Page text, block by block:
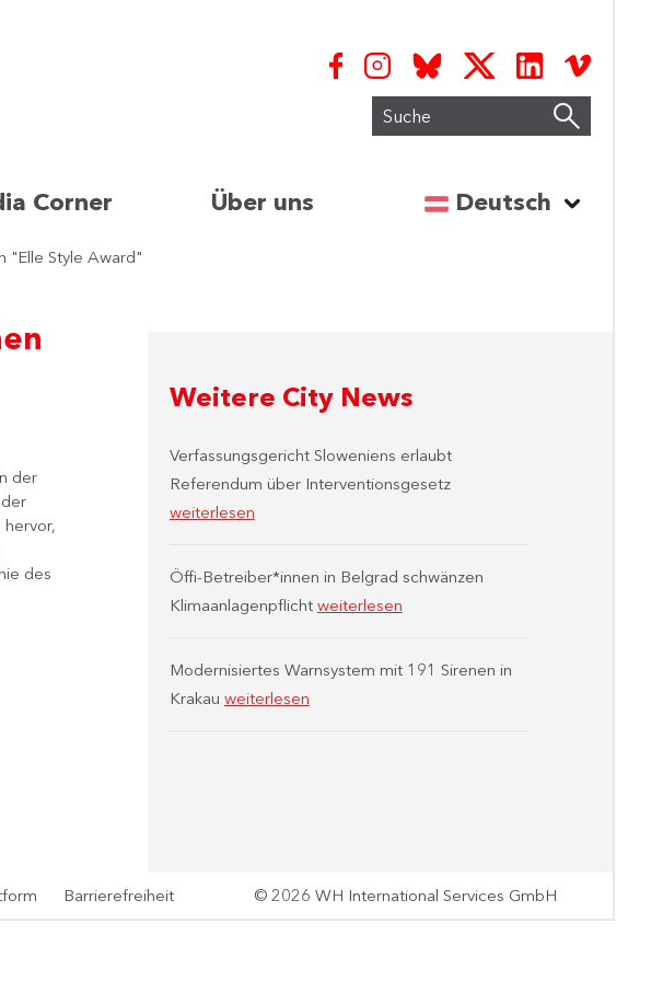
Suche
Corner Über uns Sprache
Deutsch
"Elle Style Award"
der
des
Weitere City News
Verfassungsgericht Sloweniens erlaubt
Referendum über Interventionsgesetz
weiterlesen
Öffi-Betreiber*innen in Belgrad schwänzen
Klimaanlagenpflicht weiterlesen
Modernisiertes Warnsystem mit 191 Sirenen in
Krakau weiterlesen
Barrierefreiheit © 2026 WH International Services GmbH